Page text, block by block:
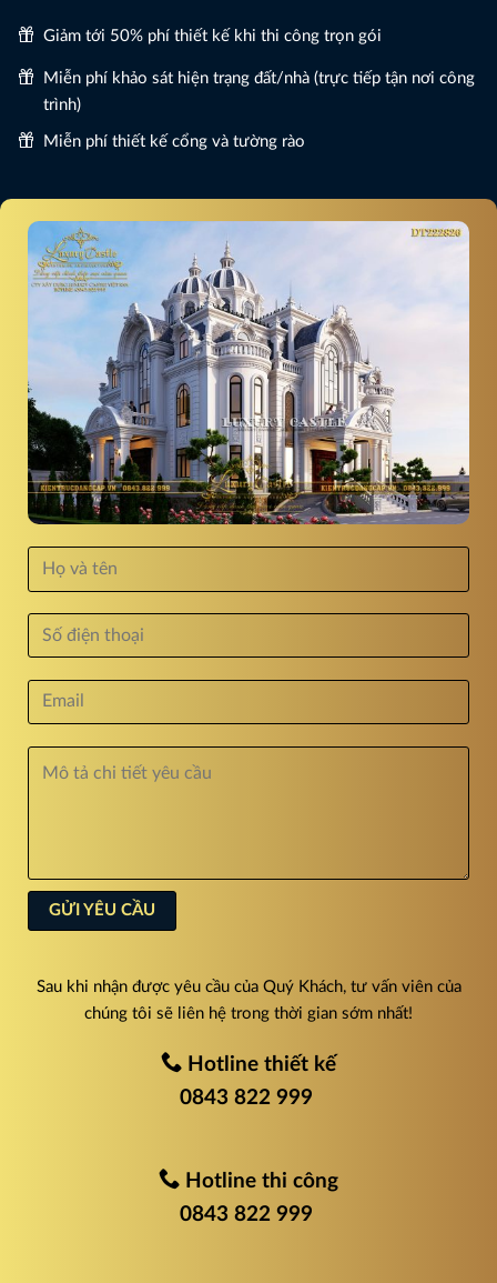
Giảm tới 50% phí thiết kế khi thi công trọn gói
Miễn phí khảo sát hiện trạng đất/nhà (trực tiếp tận nơi công
trình)
Miễn phí thiết kế cổng và tường rào
Sau khi nhận được yêu cầu của Quý Khách, tư vấn viên của
chúng tôi sẽ liên hệ trong thời gian sớm nhất!
Hotline thiết kế
0843 822 999
Hotline thi công
0843 822 999